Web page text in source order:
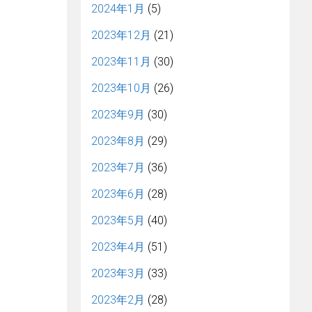
2024年1月 (5)
2023年12月 (21)
2023年11月 (30)
2023年10月 (26)
2023年9月 (30)
2023年8月 (29)
2023年7月 (36)
2023年6月 (28)
2023年5月 (40)
2023年4月 (51)
2023年3月 (33)
2023年2月 (28)